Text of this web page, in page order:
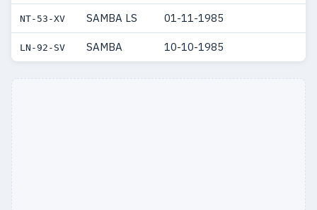
NT-53-XV SAMBA LS 01-11-1985
LN-92-SV SAMBA 10-10-1985